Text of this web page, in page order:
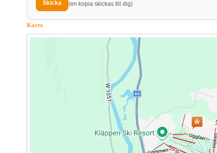
(en kopia skickas till dig)
Karta